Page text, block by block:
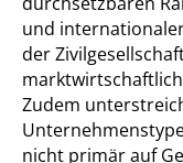
und
der
Zudem
nicht primär auf